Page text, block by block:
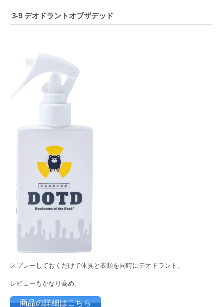
3-9 デオドラントオブザデッド
スプレーしておくだけで体臭と衣類を同時にデオドラント。
レビューもかなり高め。
商品の詳細はこちら